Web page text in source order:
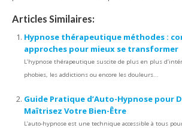
Articles Similaires:
Hypnose thérapeutique méthodes :
approches pour mieux se transformer
L’hypnose thérapeutique suscite de plus en plus
phobies, les addictions ou encore les douleurs...
Guide Pratique d’Auto-Hypnose pour
Maîtrisez Votre Bien-Être
L’auto-hypnose est une technique accessible à tous